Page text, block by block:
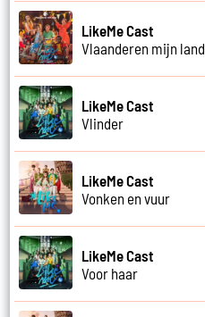
LikeMe Cast
Vlaanderen mijn land
LikeMe Cast
Vlinder
LikeMe Cast
Vonken en vuur
LikeMe Cast
Voor haar